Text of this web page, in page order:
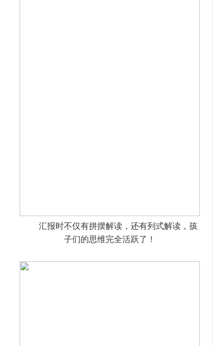
汇报时不仅有拼摆解读，还有列式解读，孩
子们的思维完全活跃了！